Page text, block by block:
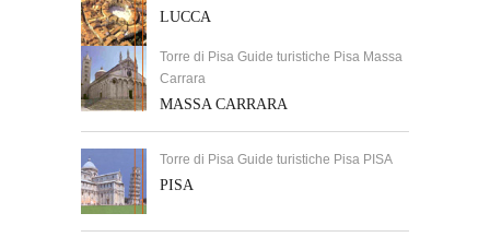
LUCCA
Torre di Pisa Guide turistiche Pisa Massa
Carrara
MASSA CARRARA
Torre di Pisa Guide turistiche Pisa PISA
PISA